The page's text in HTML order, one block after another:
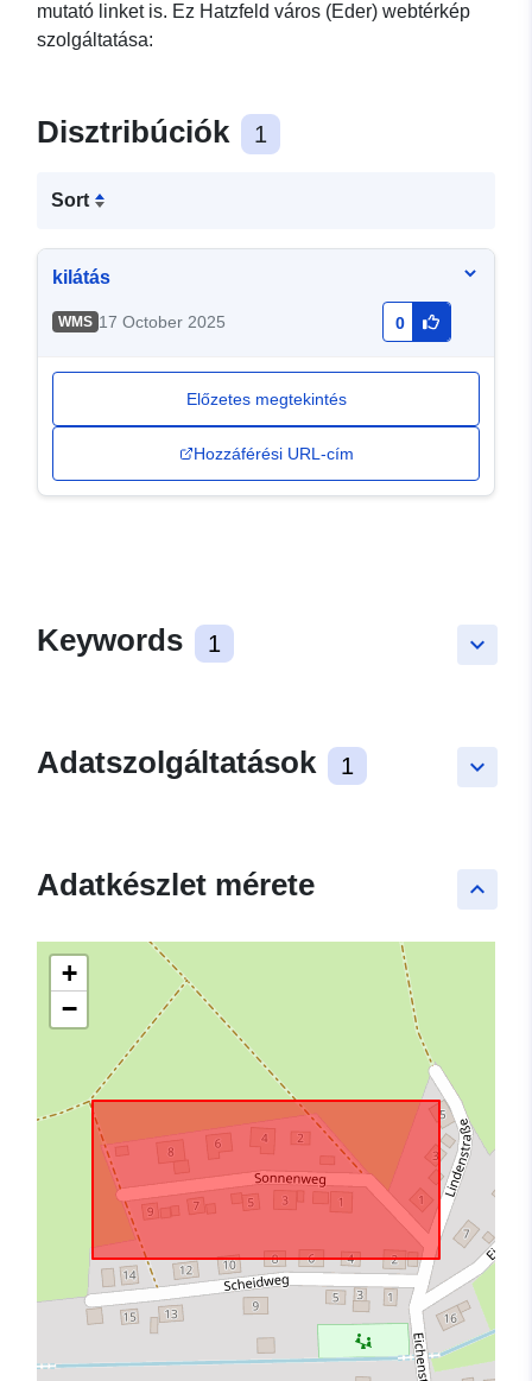
mutató linket is. Ez Hatzfeld város (Eder) webtérkép
szolgáltatása:
Disztribúciók 1
Sort
kilátás
WMS 17 October 2025 0
Előzetes megtekintés
Hozzáférési URL-cím
keyboard_arrow_down
Keywords 1
keyboard_arrow_down
Adatszolgáltatások 1
keyboard_arrow_up
Adatkészlet mérete
+
−